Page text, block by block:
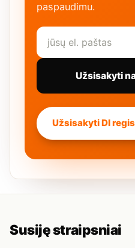
paspaudimu.
Užsisakyti
Užsisakyti DI
Susiję straipsniai